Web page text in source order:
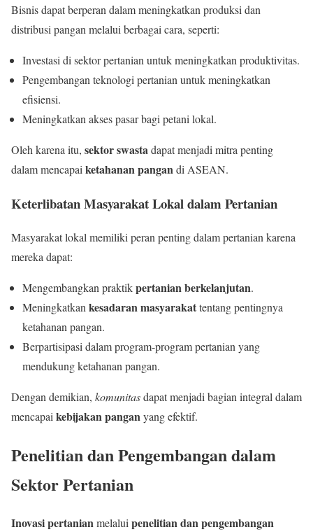
Bisnis dapat berperan dalam meningkatkan produksi dan
distribusi pangan melalui berbagai cara, seperti:
Investasi di sektor pertanian untuk meningkatkan produktivitas.
Pengembangan teknologi pertanian untuk meningkatkan
efisiensi.
Meningkatkan akses pasar bagi petani lokal.
Oleh karena itu, sektor swastadapat menjadi mitra penting
dalam mencapai ketahanan pangandi ASEAN.
Keterlibatan Masyarakat Lokal dalam Pertanian
Masyarakat lokal memiliki peran penting dalam pertanian karena
mereka dapat:
Mengembangkan praktikpertanian berkelanjutan.
Meningkatkankesadaran masyarakattentang pentingnya
ketahanan pangan.
Berpartisipasi dalam program-program pertanian yang
mendukung ketahanan pangan.
Dengan demikian, komunitasdapat menjadi bagian integral dalam
mencapaikebijakan panganyang efektif.
Penelitian dan Pengembangan dalam
Sektor Pertanian
Inovasi pertanianmelalui penelitian dan pengembangan